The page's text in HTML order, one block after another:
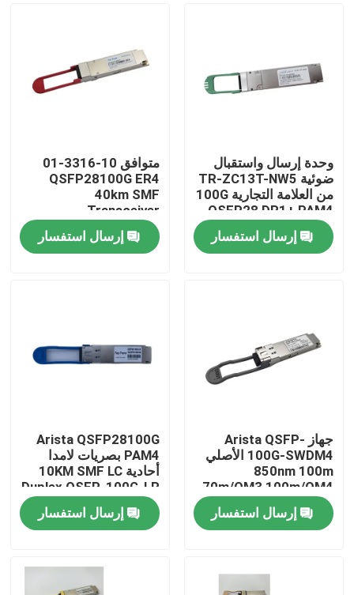
منتجات
معلومات عنا
مراقبة الجودة
أخبار
منتجات إنفيديا الذكاء الاصطناعي
وحدة إرسال واستقبال
ضوئية TR-ZC13T-NW5
من العلامة التجارية 100G
QSFP28 DR1+ PAM4
500M
إرسال استفسار
متوافق 10-3316-01
QSFP28100G ER4
40km SMF
Transceiver
إرسال استفسار
جهاز Arista QSFP-
100G-SWDM4 الأصلي
850nm 100m
70m/OM3 100m/OM4
ناقل MMF مزدوج
إرسال استفسار
Arista QSFP28100G
PAM4 بصريات لامدا
أحادية 10KM SMF LC
Duplex QSFP-100G-LR
إرسال استفسار